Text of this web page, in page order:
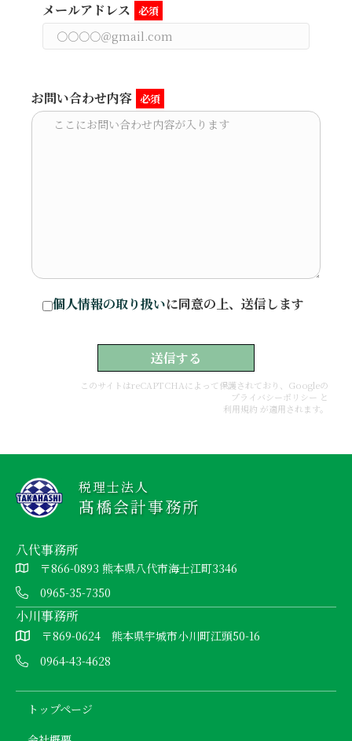
メールアドレス 必須
お問い合わせ内容 必須
個人情報の取り扱いに同意の上、送信します
このサイトはreCAPTCHAによって保護されており、Googleの
プライバシーポリシー と
利用規約 が適用されます。
税理士法人
髙橋会計事務所
八代事務所
〒866-0893 熊本県八代市海士江町3346
0965-35-7350
小川事務所
〒869-0624 熊本県宇城市小川町江頭50-16
0964-43-4628
トップページ